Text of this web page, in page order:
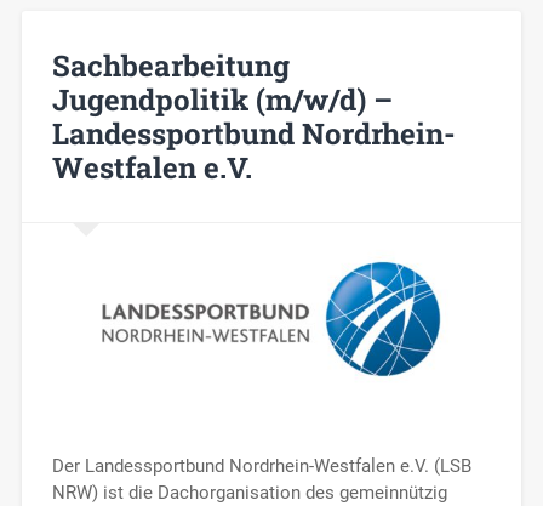
Sachbearbeitung
Jugendpolitik (m/w/d) –
Landessportbund Nordrhein-
Westfalen e.V.
Der Landessportbund Nordrhein-Westfalen e.V. (LSB
NRW) ist die Dachorganisation des gemeinnützig